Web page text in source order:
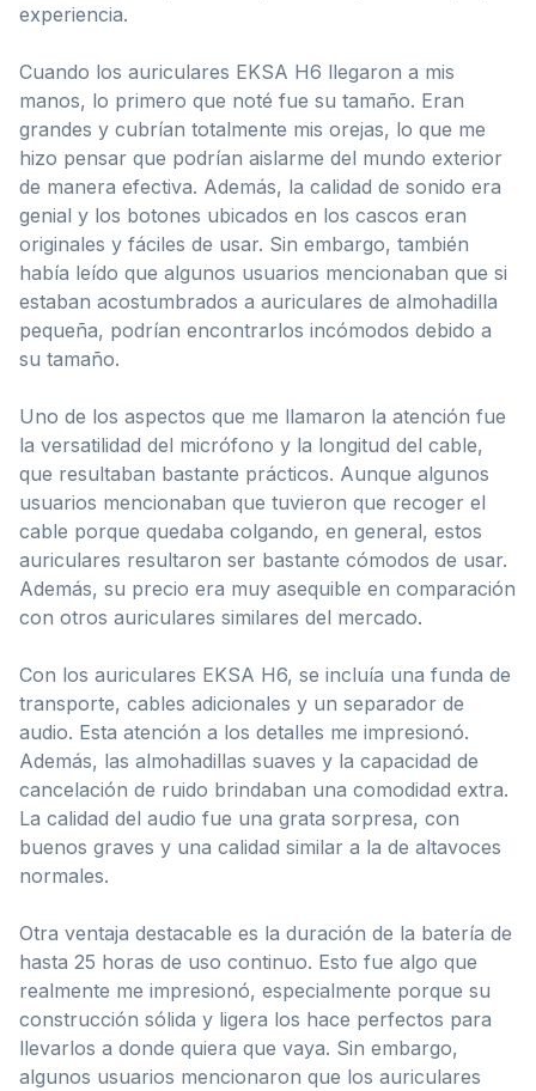
experiencia.
Cuando los auriculares EKSA H6 llegaron a mis
manos, lo primero que noté fue su tamaño. Eran
grandes y cubrían totalmente mis orejas, lo que me
hizo pensar que podrían aislarme del mundo exterior
de manera efectiva. Además, la calidad de sonido era
genial y los botones ubicados en los cascos eran
originales y fáciles de usar. Sin embargo, también
había leído que algunos usuarios mencionaban que si
estaban acostumbrados a auriculares de almohadilla
pequeña, podrían encontrarlos incómodos debido a
su tamaño.
Uno de los aspectos que me llamaron la atención fue
la versatilidad del micrófono y la longitud del cable,
que resultaban bastante prácticos. Aunque algunos
usuarios mencionaban que tuvieron que recoger el
cable porque quedaba colgando, en general, estos
auriculares resultaron ser bastante cómodos de usar.
Además, su precio era muy asequible en comparación
con otros auriculares similares del mercado.
Con los auriculares EKSA H6, se incluía una funda de
transporte, cables adicionales y un separador de
audio. Esta atención a los detalles me impresionó.
Además, las almohadillas suaves y la capacidad de
cancelación de ruido brindaban una comodidad extra.
La calidad del audio fue una grata sorpresa, con
buenos graves y una calidad similar a la de altavoces
normales.
Otra ventaja destacable es la duración de la batería de
hasta 25 horas de uso continuo. Esto fue algo que
realmente me impresionó, especialmente porque su
construcción sólida y ligera los hace perfectos para
llevarlos a donde quiera que vaya. Sin embargo,
algunos usuarios mencionaron que los auriculares